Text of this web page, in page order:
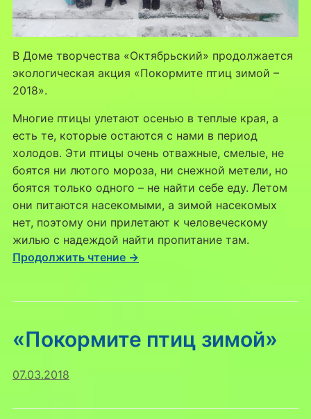
В Доме творчества «Октябрьский» продолжается
экологическая акция «Покормите птиц зимой –
2018».
Многие птицы улетают осенью в теплые края, а
есть те, которые остаются с нами в период
холодов. Эти птицы очень отважные, смелые, не
боятся ни лютого мороза, ни снежной метели, но
боятся только одного – не найти себе еду. Летом
они питаются насекомыми, а зимой насекомых
нет, поэтому они прилетают к человеческому
жилью с надеждой найти пропитание там.
Продолжить чтение →
«Покормите птиц зимой»
07.03.2018